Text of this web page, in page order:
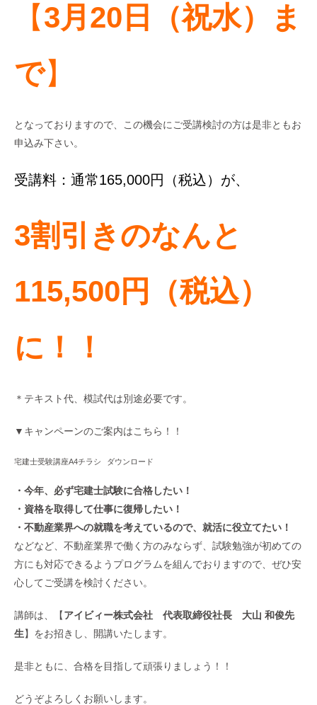
【3月20日（祝水）ま
で】
となっておりますので、この機会にご受講検討の方は是非ともお
申込み下さい。
受講料：通常165,000円（税込）が、
3割引きのなんと
115,500円（税込）
に！！
＊テキスト代、模試代は別途必要です。
▼キャンペーンのご案内はこちら！！
宅建士受験講座A4チラシ ダウンロード
・今年、必ず宅建士試験に合格したい！
・資格を取得して仕事に復帰したい！
・不動産業界への就職を考えているので、就活に役立てたい！
などなど、不動産業界で働く方のみならず、試験勉強が初めての
方にも対応できるようプログラムを組んでおりますので、ぜひ安
心してご受講を検討ください。
講師は、【アイビィー株式会社 代表取締役社長 大山 和俊先
生】をお招きし、開講いたします。
是非ともに、合格を目指して頑張りましょう！！
どうぞよろしくお願いします。